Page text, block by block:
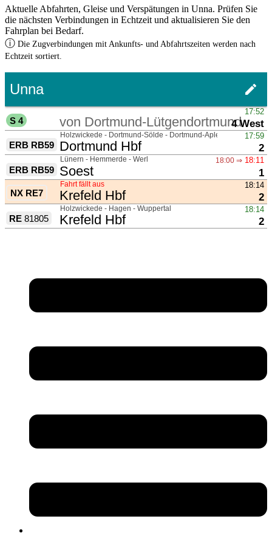
Aktuelle Abfahrten, Gleise und Verspätungen in Unna. Prüfen Sie
die nächsten Verbindungen in Echtzeit und aktualisieren Sie den
Fahrplan bei Bedarf.
ⓘ Die Zugverbindungen mit Ankunfts- und Abfahrtszeiten werden nach
Echtzeit sortiert.